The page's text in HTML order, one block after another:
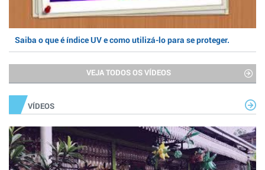
Saiba o que é índice UV e como utilizá-lo para se proteger.
VEJA TODOS OS VÍDEOS
VÍDEOS